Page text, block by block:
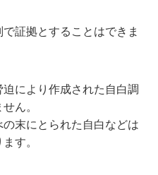
証拠とすることはできま
により作成された自白調
ん。
末にとられた自白などは
す。